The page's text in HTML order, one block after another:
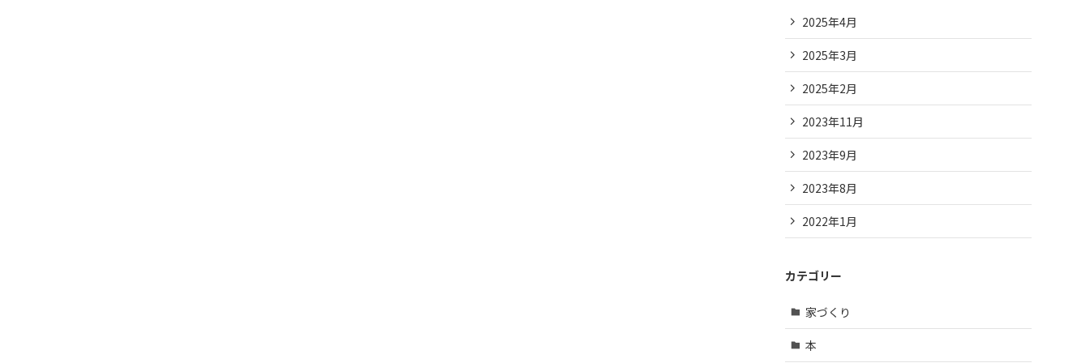
2025年4月
2025年3月
2025年2月
2023年11月
2023年9月
2023年8月
2022年1月
カテゴリー
家づくり
本